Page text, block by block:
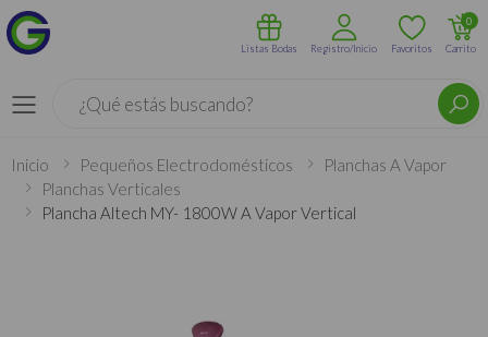
Menú
Listas Bodas Registro/Inicio Favoritos Carrito
0
Inicio Pequeños Electrodomésticos
Planchas A Vapor
Planchas Verticales
Plancha Altech MY- 1800W A Vapor Vertical